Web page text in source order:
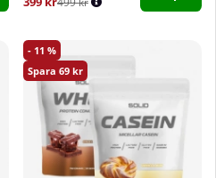
11
69